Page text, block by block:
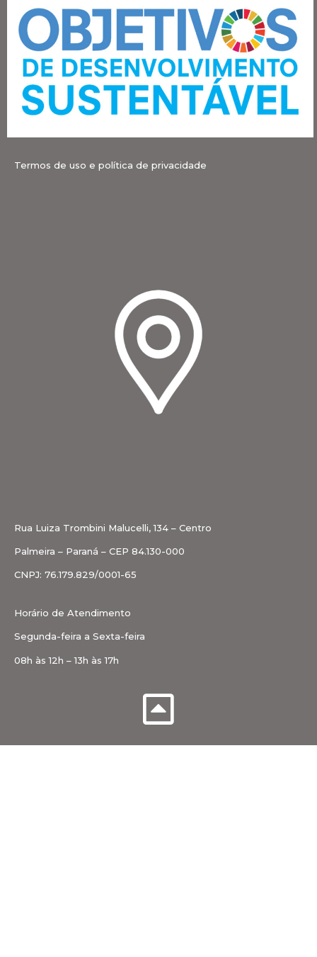
Termos de uso e política de privacidade
Rua Luiza Trombini Malucelli, 134 – Centro
Palmeira – Paraná – CEP 84.130-000
CNPJ: 76.179.829/0001-65
Horário de Atendimento
Segunda-feira a Sexta-feira
08h às 12h – 13h às 17h